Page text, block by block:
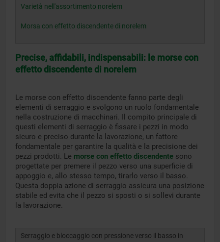
Varietà nell'assortimento norelem
Morsa con effetto discendente di norelem
Precise, affidabili, indispensabili: le morse con
effetto discendente di norelem
Le morse con effetto discendente fanno parte degli
elementi di serraggio e svolgono un ruolo fondamentale
nella costruzione di macchinari. Il compito principale di
questi elementi di serraggio è fissare i pezzi in modo
sicuro e preciso durante la lavorazione, un fattore
fondamentale per garantire la qualità e la precisione dei
pezzi prodotti. Le morse con effetto discendente sono
progettate per premere il pezzo verso una superficie di
appoggio e, allo stesso tempo, tirarlo verso il basso.
Questa doppia azione di serraggio assicura una posizione
stabile ed evita che il pezzo si sposti o si sollevi durante
la lavorazione.
Serraggio e bloccaggio con pressione verso il basso in